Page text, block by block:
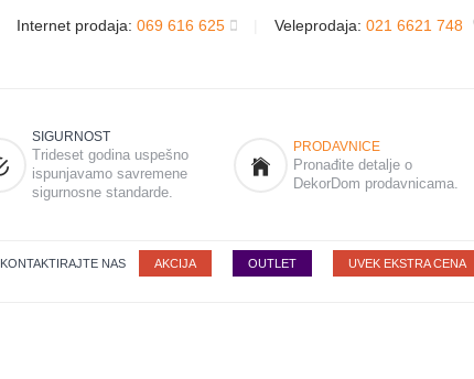
Internet prodaja: 069 616 625 Veleprodaja: 021 6621 748
SIGURNOST
Trideset godina uspešno
ispunjavamo savremene
sigurnosne standarde.
PRODAVNICE
Pronađite detalje o
DekorDom prodavnicama.
KONTAKTIRAJTE NAS AKCIJA OUTLET UVEK EKSTRA CENA